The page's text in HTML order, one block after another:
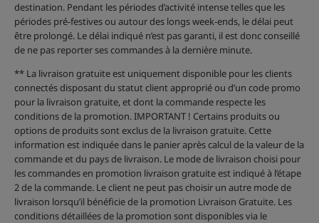
destination. Pendant les périodes d’activité intense telles que les
périodes pré-festives ou autour des longs week-ends, le délai peut
être prolongé. Le délai indiqué n’est pas garanti, il est donc conseillé
de ne pas reporter ses commandes à la dernière minute.
** La livraison gratuite est uniquement disponible pour les clients
connectés disposant du statut client approprié ou d’un code promo
pour la livraison gratuite, et dont la commande respecte les
conditions de la promotion. IMPORTANT ! Certains produits ou
options de produits sont exclus de la livraison gratuite. Cette
information est indiquée dans le panier après calcul de la valeur de la
commande et du pays de livraison. Le mode de livraison choisi pour
les commandes en promotion livraison gratuite est indiqué à l’étape
2 de la commande. Le client ne peut pas choisir un autre mode de
livraison lorsqu’il bénéficie de la promotion Livraison Gratuite. Les
conditions détaillées de la promotion sont disponibles via le